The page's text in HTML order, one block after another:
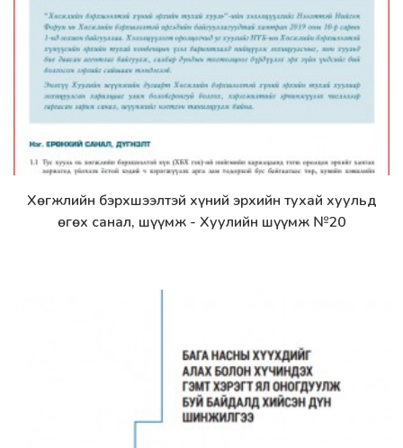
Дэлгэрэнгүй
Хөгжлийн бэрхшээлтэй хүний эрхийн тухай хуульд
өгөх санал, шүүмж - Хуулийн шүүмж №20